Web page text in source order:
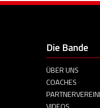
Die Bande
ÜBER UNS
COACHES